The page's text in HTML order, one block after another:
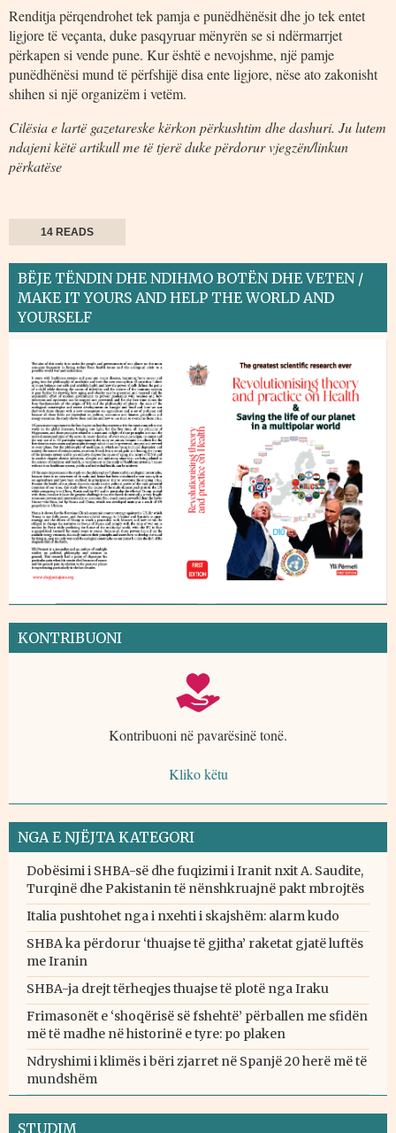
Renditja përqendrohet tek pamja e punëdhënësit dhe jo tek entet
ligjore të veçanta, duke pasqyruar mënyrën se si ndërmarrjet
përkapen si vende pune. Kur është e nevojshme, një pamje
punëdhënësi mund të përfshijë disa ente ligjore, nëse ato zakonisht
shihen si një organizëm i vetëm.
Cilësia e lartë gazetareske kërkon përkushtim dhe dashuri. Ju lutem
ndajeni këtë artikull me të tjerë duke përdorur vjegzën/linkun
përkatëse
14 READS
BËJE TËNDIN DHE NDIHMO BOTËN DHE VETEN /
MAKE IT YOURS AND HELP THE WORLD AND
YOURSELF
KONTRIBUONI
Kontribuoni në pavarësinë tonë.
Kliko këtu
NGA E NJËJTA KATEGORI
Dobësimi i SHBA-së dhe fuqizimi i Iranit nxit A. Saudite,
Turqinë dhe Pakistanin të nënshkruajnë pakt mbrojtës
Italia pushtohet nga i nxehti i skajshëm: alarm kudo
SHBA ka përdorur ‘thuajse të gjitha’ raketat gjatë luftës
me Iranin
SHBA-ja drejt tërheqjes thuajse të plotë nga Iraku
Frimasonët e ‘shoqërisë së fshehtë’ përballen me sfidën
më të madhe në historinë e tyre: po plaken
Ndryshimi i klimës i bëri zjarret në Spanjë 20 herë më të
mundshëm
STUDIM